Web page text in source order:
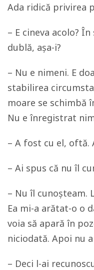
Ada ridică privirea
– E cineva acolo?
dublă, așa-i?
– Nu e nimeni. E
stabilirea
moare se schimbă
Nu e înregistrat
– A fost cu el,
– Ai spus că nu îl
– Nu îl cunoșteam.
Ea mi-a arătat-o o
voia să apară în
niciodată. Apoi nu
– Deci l-ai